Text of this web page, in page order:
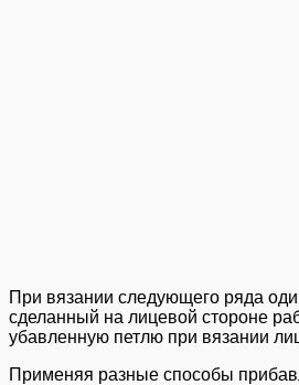
При вязании следующего ряда
сделанный на лицевой стороне
убавленную петлю при вязании
Применяя разные способы